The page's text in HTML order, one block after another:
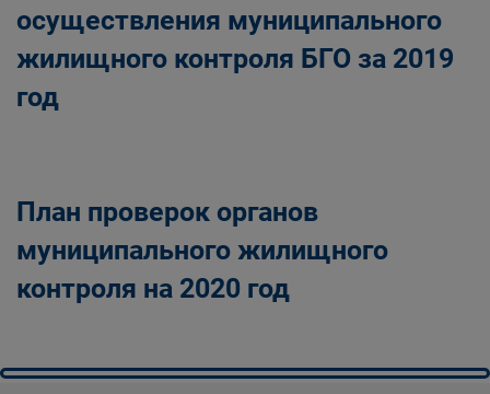
осуществления муниципального
жилищного контроля БГО за 2019
год
План проверок органов
муниципального жилищного
контроля на 2020 год